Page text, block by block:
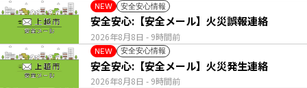
NEW 安全安心情報
2026年8月8日 - 9時間前
安全安心:【安全メール】火災誤報連絡
NEW 安全安心情報
2026年8月8日 - 9時間前
安全安心:【安全メール】火災発生連絡